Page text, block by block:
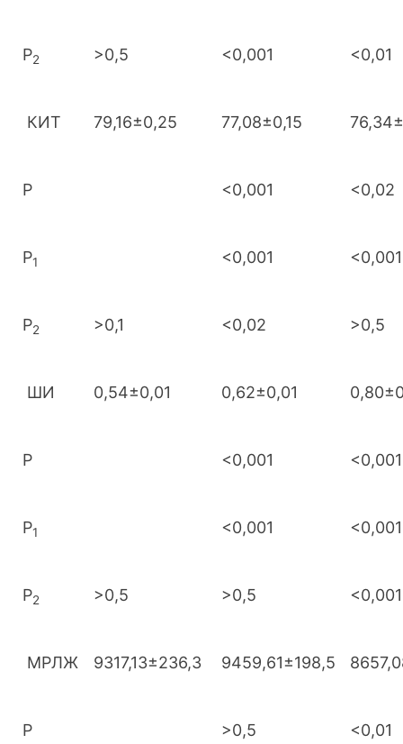
Р2 >0,5 <0,001 <0,01
КИТ 79,16±0,25 77,08±0,15
Р <0,001 <0,02
Р1 <0,001 <0,001
Р2 >0,1 <0,02 >0,5
ШИ 0,54±0,01 0,62±0,01
Р <0,001 <0,001
Р1 <0,001 <0,001
Р2 >0,5 >0,5 <0,001
МРЛЖ 9317,13±236,3 9459,61±198,5
Р >0,5 <0,01